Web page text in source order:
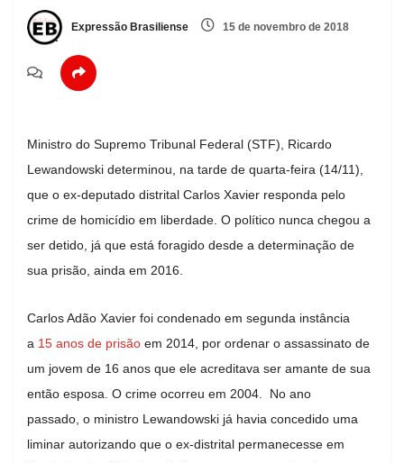
Expressão Brasiliense 15 de novembro de 2018
Ministro do Supremo Tribunal Federal (STF), Ricardo
Lewandowski determinou, na tarde de quarta-feira (14/11),
que o ex-deputado distrital Carlos Xavier responda pelo
crime de homicídio em liberdade. O político nunca chegou a
ser detido, já que está foragido desde a determinação de
sua prisão, ainda em 2016.
Carlos Adão Xavier foi condenado em segunda instância
a 15 anos de prisão em 2014, por ordenar o assassinato de
um jovem de 16 anos que ele acreditava ser amante de sua
então esposa. O crime ocorreu em 2004. No ano
passado, o ministro Lewandowski já havia concedido uma
liminar autorizando que o ex-distrital permanecesse em